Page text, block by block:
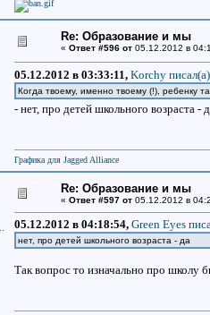
Re: Образование и мы
« Ответ #596 от05.12.2012 в
05.12.2012 в 03:33:11, Korchy писал(a)
Когда твоему, именно твоему (!), ребенку
- нет, про детей школьного возраста
Графика для Jagged Alliance
Re: Образование и мы
« Ответ #597 от05.12.2012 в
05.12.2012 в 04:18:54, Green Eyes
нет, про детей школьного возраста - да
Так вопрос то изначально про школу